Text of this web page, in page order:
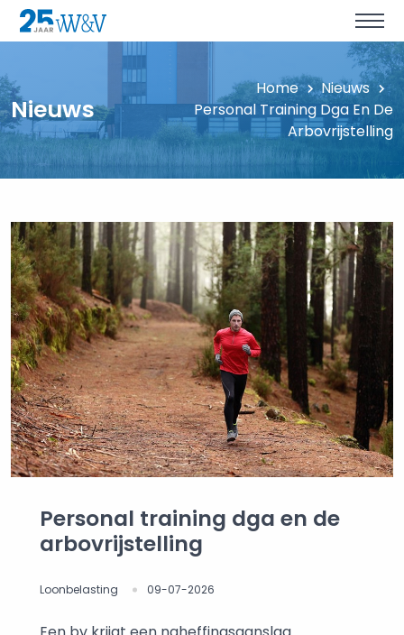
Nieuws
Home
Nieuws
Personal Training Dga En De
Arbovrijstelling
Personal training dga en de
arbovrijstelling
Loonbelasting 09-07-2026